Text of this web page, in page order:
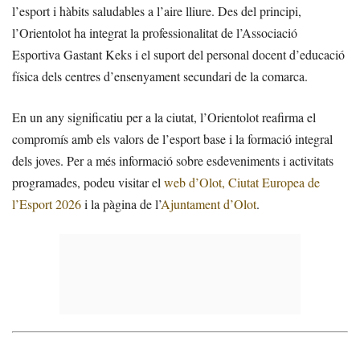
l’esport i hàbits saludables a l’aire lliure. Des del principi,
l’Orientolot ha integrat la professionalitat de l’Associació
Esportiva Gastant Keks i el suport del personal docent d’educació
física dels centres d’ensenyament secundari de la comarca.
En un any significatiu per a la ciutat, l’Orientolot reafirma el
compromís amb els valors de l’esport base i la formació integral
dels joves. Per a més informació sobre esdeveniments i activitats
programades, podeu visitar el web d’Olot, Ciutat Europea de
l’Esport 2026i la pàgina de l’Ajuntament d’Olot.